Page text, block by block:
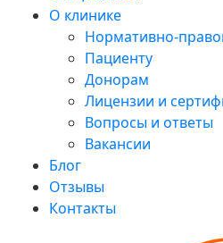
О клинике
Нормативно-
Пациенту
Донорам
Лицензии и
Вопросы и ответы
Вакансии
Блог
Отзывы
Контакты